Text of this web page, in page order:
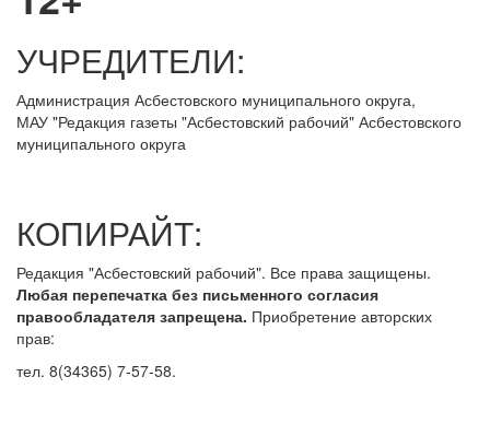
УЧРЕДИТЕЛИ:
Администрация Асбестовского муниципального округа,
МАУ"Редакция газеты "Асбестовский рабочий" Асбестовского
муниципального округа
КОПИРАЙТ:
Редакция "Асбестовский рабочий". Все права защищены.
Любая перепечатка без письменного согласия
правообладателя запрещена. Приобретение авторских
прав:
тел. 8(34365) 7-57-58.